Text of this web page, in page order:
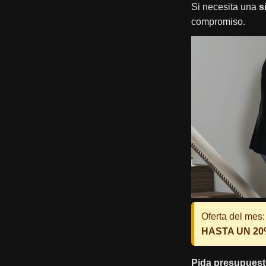
Si necesita una
compromiso.
Oferta del mes:
HASTA UN
Pida